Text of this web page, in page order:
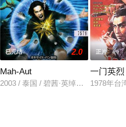
已完结 2.0
Mah-Aut
2003 / 泰国 / 碧茜·英绰卡彻
正片
一门英
1978年台